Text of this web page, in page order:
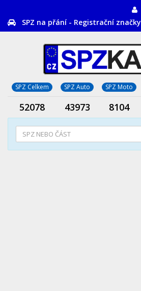
SPZ na přání - Registrační značky
SPZ Celkem SPZ Auto SPZ Moto
52078 43973 8104